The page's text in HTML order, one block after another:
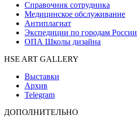
Справочник сотрудника
Медицинское обслуживание
Антиплагиат
Экспедиции по городам России
ОПА Школы дизайна
HSE ART GALLERY
Выставки
Архив
Telegram
ДОПОЛНИТЕЛЬНО